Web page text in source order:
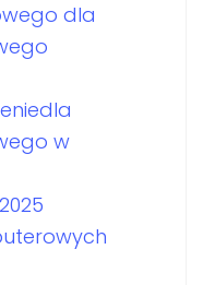
dla
w